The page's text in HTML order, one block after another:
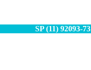
SP (11) 92093-